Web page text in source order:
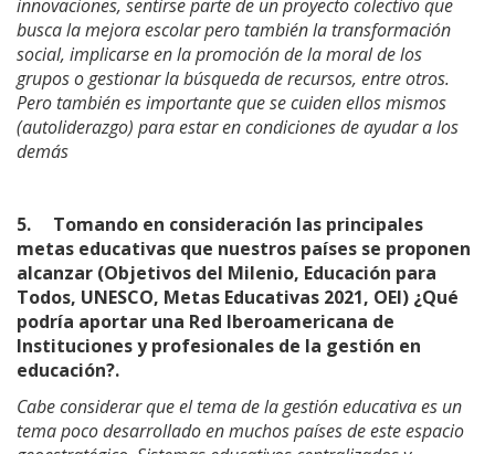
innovaciones, sentirse parte de un proyecto colectivo que
busca la mejora escolar pero también la transformación
social, implicarse en la promoción de la moral de los
grupos o gestionar la búsqueda de recursos, entre otros.
Pero también es importante que se cuiden ellos mismos
(autoliderazgo) para estar en condiciones de ayudar a los
demás
5. Tomando en consideración las principales
metas educativas que nuestros países se proponen
alcanzar (Objetivos del Milenio, Educación para
Todos, UNESCO, Metas Educativas 2021, OEI) ¿Qué
podría aportar una Red Iberoamericana de
Instituciones y profesionales de la gestión en
educación?.
Cabe considerar que el tema de la gestión educativa es un
tema poco desarrollado en muchos países de este espacio